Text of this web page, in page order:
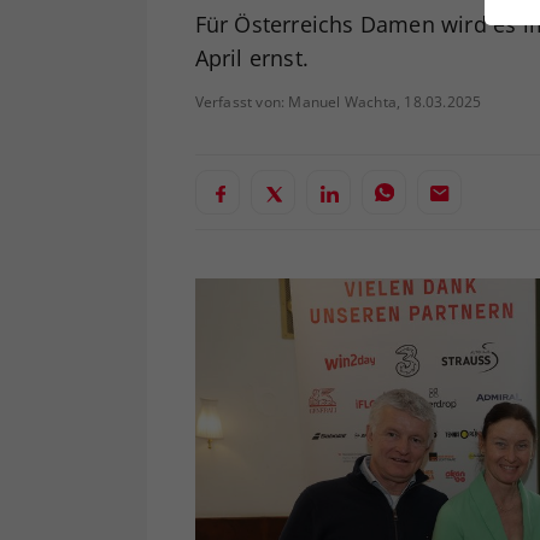
Für Österreichs Damen wird es
April ernst.
Verfasst von: Manuel Wachta, 18.03.2025